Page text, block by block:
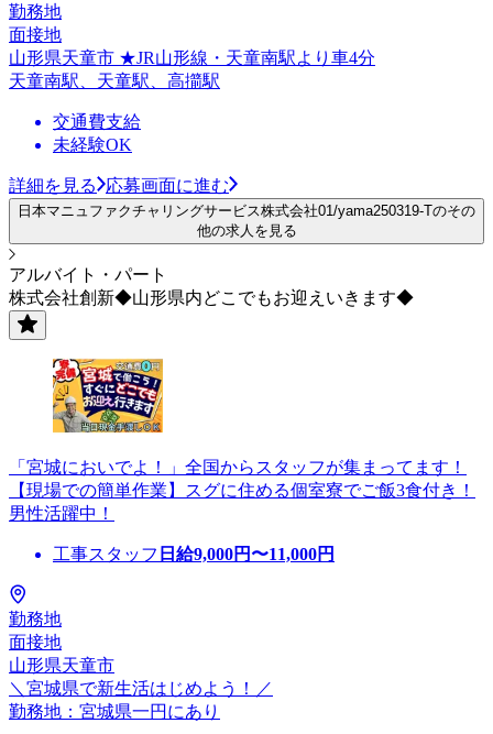
勤務地
面接地
山形県天童市 ★JR山形線・天童南駅より車4分
天童南駅、天童駅、高擶駅
交通費支給
未経験OK
詳細を見る 応募画面に進む
日本マニュファクチャリングサービス株式会社01/yama250319-Tのその
他の求人を見る
アルバイト・パート
株式会社創新◆山形県内どこでもお迎えいきます◆
「宮城においでよ！」全国からスタッフが集まってます！
【現場での簡単作業】スグに住める個室寮でご飯3食付き！
男性活躍中！
工事スタッフ 日給9,000円〜11,000円
勤務地
面接地
山形県天童市
＼宮城県で新生活はじめよう！／
勤務地：宮城県一円にあり